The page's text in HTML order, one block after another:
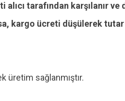
alıcı tarafından karşılanır
kargo ücreti düşülerek
üretim sağlanmıştır.